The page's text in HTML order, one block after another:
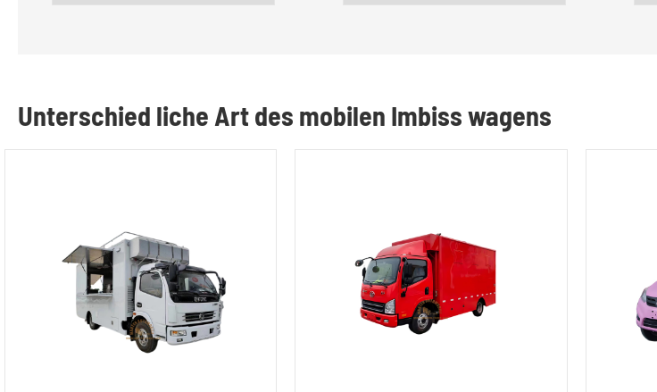
Unterschied liche Art des mobilen Imbiss wagens